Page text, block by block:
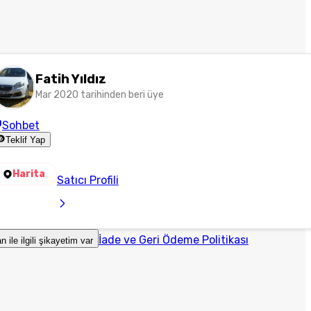
Fatih Yıldız
Mar 2020 tarihinden beri üye
Sohbet
Teklif Yap
Harita Satıcı Profili
ile ilgili şikayetim var İade ve Geri Ödeme Politikası